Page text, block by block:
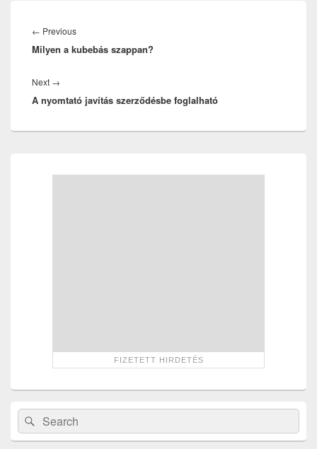
navigáció
← PreviousPrevious
post:
Milyen a kubebás szappan?
Next →
post:
A nyomtató javítás szerződésbe foglalható
Search
for:
Search